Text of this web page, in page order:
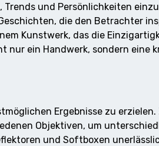
und Persönlichkeiten
die den Betrachter
Kunstwerk, das die
ein Handwerk, sondern eine
Ergebnisse zu
Objektiven, um
und Softboxen